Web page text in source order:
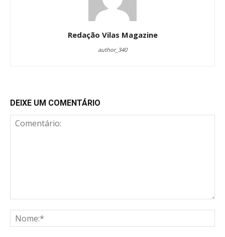
Redação Vilas Magazine
author_340
DEIXE UM COMENTÁRIO